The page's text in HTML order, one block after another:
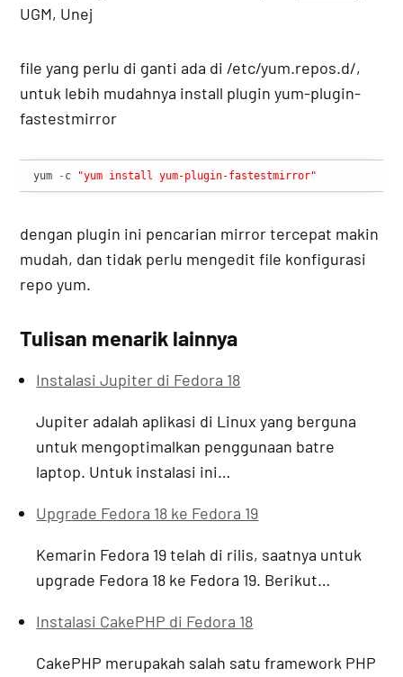
UGM, Unej
file yang perlu di ganti ada di /etc/yum.repos.d/,
untuk lebih mudahnya install plugin yum-plugin-
fastestmirror
yum -c "yum install yum-plugin-fastestmirror"
dengan plugin ini pencarian mirror tercepat makin
mudah, dan tidak perlu mengedit file konfigurasi
repo yum.
Tulisan menarik lainnya
Instalasi Jupiter di Fedora 18
Jupiter adalah aplikasi di Linux yang berguna
untuk mengoptimalkan penggunaan batre
laptop. Untuk instalasi ini…
Upgrade Fedora 18 ke Fedora 19
Kemarin Fedora 19 telah di rilis, saatnya untuk
upgrade Fedora 18 ke Fedora 19. Berikut…
Instalasi CakePHP di Fedora 18
CakePHP merupakah salah satu framework PHP